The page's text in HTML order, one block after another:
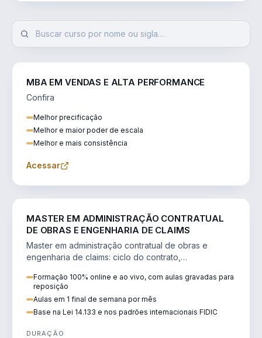
MBA EM VENDAS E ALTA PERFORMANCE
Confira
Melhor precificação
Melhor e maior poder de escala
Melhor e mais consistência
Acessar
MASTER EM ADMINISTRAÇÃO CONTRATUAL
DE OBRAS E ENGENHARIA DE CLAIMS
Master em administração contratual de obras e
engenharia de claims: ciclo do contrato,
Formação 100% online e ao vivo, com aulas gravadas para
reposição
Aulas em 1 final de semana por mês
Base na Lei 14.133 e nos padrões internacionais FIDIC
DURAÇÃO